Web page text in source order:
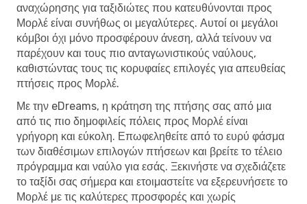
αναχώρησης για ταξιδιώτες που κατευθύνονται προς
Μορλέ είναι συνήθως οι μεγαλύτερες. Αυτοί οι μεγάλοι
κόμβοι όχι μόνο προσφέρουν άνεση, αλλά τείνουν να
παρέχουν και τους πιο ανταγωνιστικούς ναύλους,
καθιστώντας τους τις κορυφαίες επιλογές για απευθείας
πτήσεις προς Μορλέ.
Με την eDreams, η κράτηση της πτήσης σας από μια
από τις πιο δημοφιλείς πόλεις προς Μορλέ είναι
γρήγορη και εύκολη. Επωφεληθείτε από το ευρύ φάσμα
των διαθέσιμων επιλογών πτήσεων και βρείτε το τέλειο
πρόγραμμα και ναύλο για εσάς. Ξεκινήστε να σχεδιάζετε
το ταξίδι σας σήμερα και ετοιμαστείτε να εξερευνήσετε το
Μορλέ με τις καλύτερες προσφορές και χωρίς